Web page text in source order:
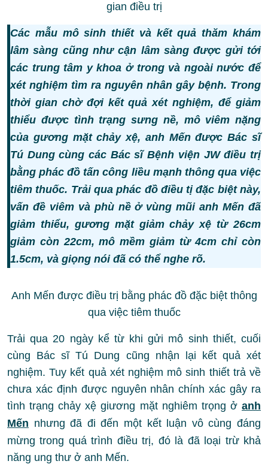
gian điều trị
Các mẫu mô sinh thiết và kết quả thăm khám
lâm sàng cũng như cận lâm sàng được gửi tới
các trung tâm y khoa ở trong và ngoài nước để
xét nghiệm tìm ra nguyên nhân gây bệnh. Trong
thời gian chờ đợi kết quả xét nghiệm, để giảm
thiểu được tình trạng sưng nề, mô viêm nặng
của gương mặt chảy xệ, anh Mến được Bác sĩ
Tú Dung cùng các Bác sĩ Bệnh viện JW điều trị
bằng phác đồ tấn công liều mạnh thông qua việc
tiêm thuốc. Trải qua phác đồ điều tị đặc biệt này,
vấn đề viêm và phù nề ở vùng mũi anh Mến đã
giảm thiểu, gương mặt giảm chảy xệ từ 26cm
giảm còn 22cm, mô mềm giảm từ 4cm chỉ còn
1.5cm, và giọng nói đã có thể nghe rõ.
Anh Mến được điều trị bằng phác đồ đặc biệt thông
qua việc tiêm thuốc
Trải qua 20 ngày kể từ khi gửi mô sinh thiết, cuối
cùng Bác sĩ Tú Dung cũng nhận lại kết quả xét
nghiệm. Tuy kết quả xét nghiệm mô sinh thiết trả về
chưa xác định được nguyên nhân chính xác gây ra
tình trạng chảy xệ giương mặt nghiêm trọng ở anh
Mến nhưng đã đi đến một kết luận vô cùng đáng
mừng trong quá trình điều trị, đó là đã loại trừ khả
năng ung thư ở anh Mến.